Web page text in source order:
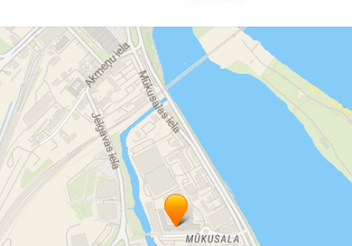
приводы
электроактуаторы метр
метр электропроводности
ротаметры
пластиковые трубы
пластиковые фитинги
торговля Instaflex Signet.